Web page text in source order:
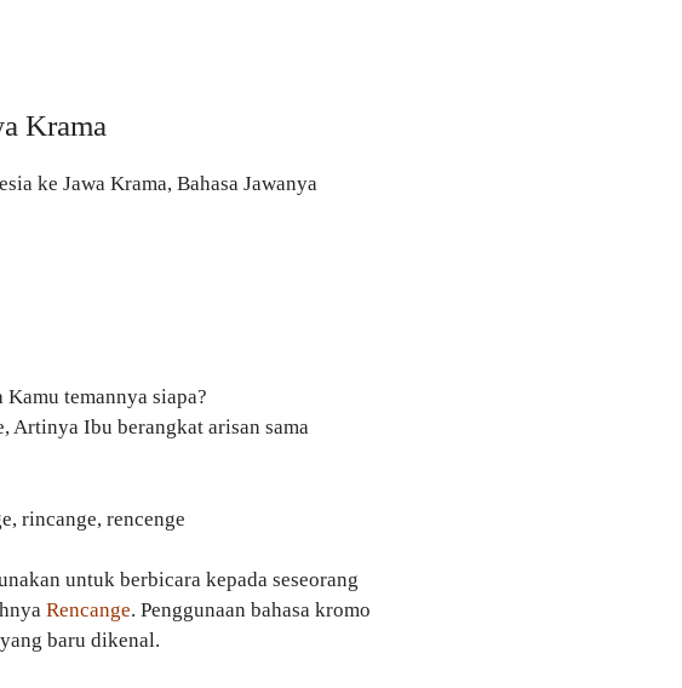
Krama
ke Jawa Krama, Bahasa Jawanya
temannya siapa?
Artinya Ibu berangkat arisan sama
rincange, rencenge
untuk berbicara kepada seseorang
Rencange. Penggunaan bahasa kromo
baru dikenal.